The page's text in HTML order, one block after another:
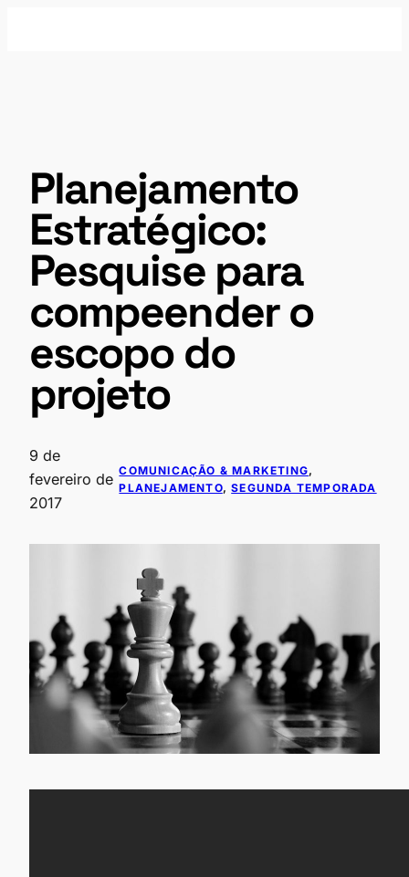
Planejamento
Estratégico:
Pesquise para
compeender o
escopo do
projeto
9 de
fevereiro de
2017
COMUNICAÇÃO & MARKETING
PLANEJAMENTO, SEGUNDA TEMPORADA